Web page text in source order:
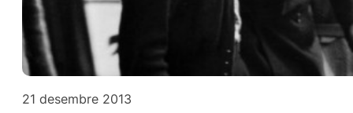
21 desembre 2013